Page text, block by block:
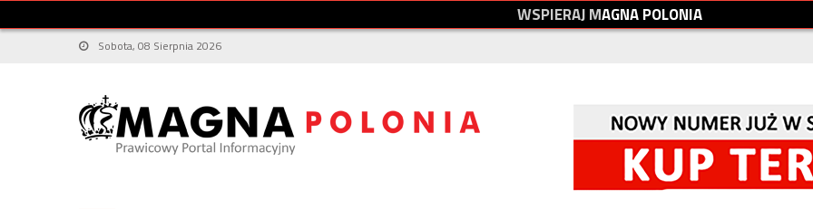
WSPIERAJMAGNAPOLONIA
Sobota, 08 Sierpnia 2026